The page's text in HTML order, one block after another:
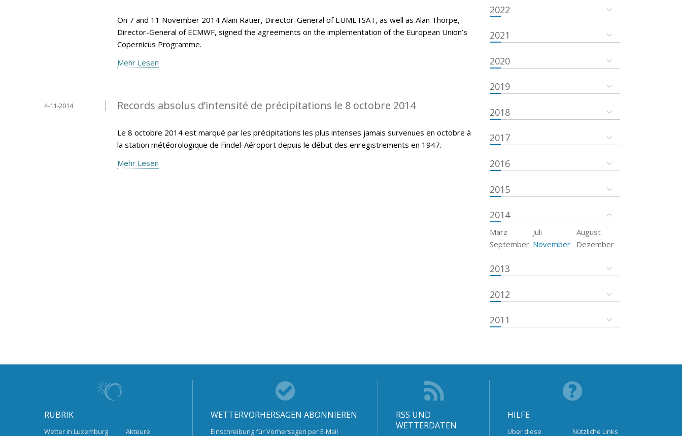
On 7 and 11 November 2014 Alain Ratier, Director-General of EUMETSAT, as well as Alan Thorpe,
Director-General of ECMWF, signed the agreements on the implementation of the European Union’s
Copernicus Programme.
Mehr Lesen
Records absolus d’intensité de précipitations le 8 octobre 2014
4-11-2014
Le 8 octobre 2014 est marqué par les précipitations les plus intenses jamais survenues en octobre à
la station météorologique de Findel-Aéroport depuis le début des enregistrements en 1947.
Mehr Lesen
2022
2021
2020
2019
2018
2017
2016
2015
2014
März Juli
August
September November Dezember
2013
2012
2011
RUBRIK
Wetter in Luxemburg Akteure
WETTERVORHERSAGEN ABONNIEREN
Einschreibung für Vorhersagen per E-Mail
RSS UND
WETTERDATEN
HILFE
Über diese Nützliche Links